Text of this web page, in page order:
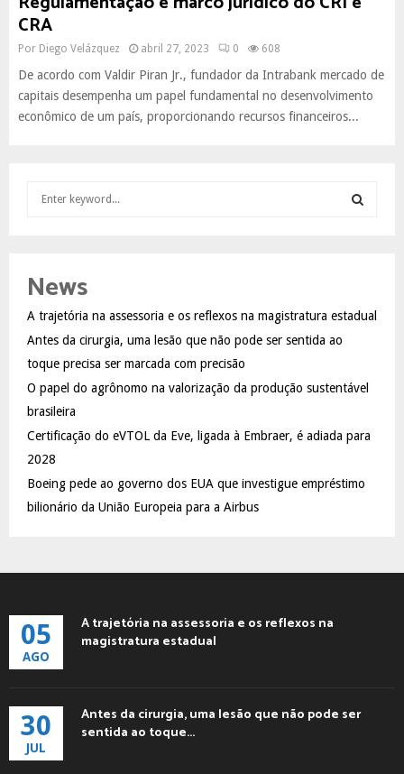
CRA
Por Diego Velázquez abril 27, 2023 0 608
De acordo com Valdir Piran Jr., fundador da Intrabank mercado de
capitais desempenha um papel fundamental no desenvolvimento
econômico de um país, proporcionando recursos financeiros...
h
o
r
:
A
C
News
A trajetória na assessoria e os reflexos na magistratura estadual
Antes da cirurgia, uma lesão que não pode ser sentida ao
toque precisa ser marcada com precisão
O papel do agrônomo na valorização da produção sustentável
brasileira
Certificação do eVTOL da Eve, ligada à Embraer, é adiada para
2028
Boeing pede ao governo dos EUA que investigue empréstimo
bilionário da União Europeia para a Airbus
05
AGO
A trajetória na assessoria e os reflexos na
magistratura estadual
30
JUL
Antes da cirurgia, uma lesão que não pode ser
sentida ao toque...